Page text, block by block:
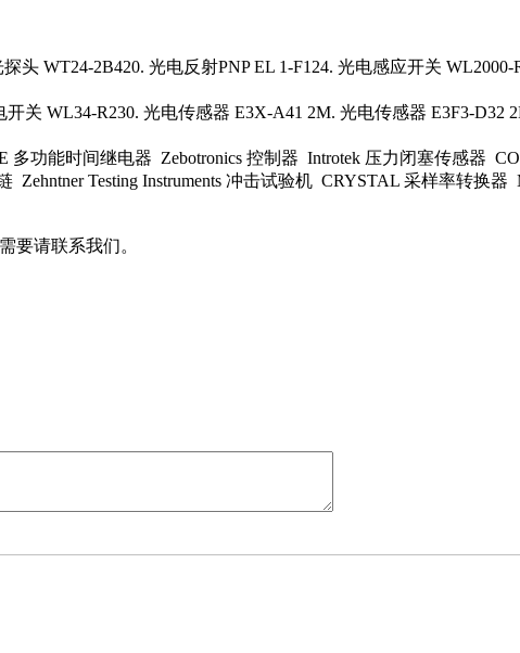
头 WT24-2B420. 光电反射PNP EL 1-F124. 光电感应开关
开关 WL34-R230. 光电传感器 E3X-A41 2M. 光电传感器 E3F3-
多功能时间继电器 Zebotronics 控制器 Introtek 压力闭塞传感器
Testing Instruments 冲击试验机 CRYSTAL 采样率转换
要请联系我们。